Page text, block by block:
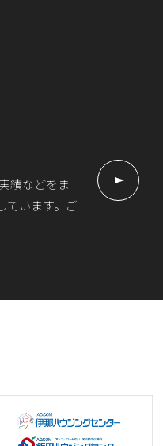
績などをま
ています。ご